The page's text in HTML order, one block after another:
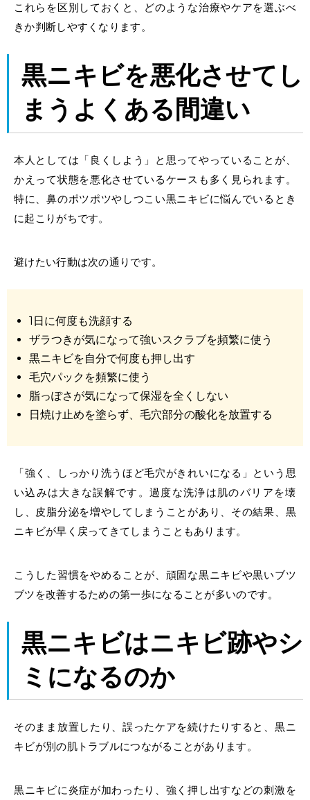
これらを区別しておくと、どのような治療やケアを選ぶべ
きか判断しやすくなります。
黒ニキビを悪化させてし
まうよくある間違い
本人としては「良くしよう」と思ってやっていることが、
かえって状態を悪化させているケースも多く見られます。
特に、鼻のポツポツやしつこい黒ニキビに悩んでいるとき
に起こりがちです。
避けたい行動は次の通りです。
1日に何度も洗顔する
ザラつきが気になって強いスクラブを頻繁に使う
黒ニキビを自分で何度も押し出す
毛穴パックを頻繁に使う
脂っぽさが気になって保湿を全くしない
日焼け止めを塗らず、毛穴部分の酸化を放置する
「強く、しっかり洗うほど毛穴がきれいになる」という思
い込みは大きな誤解です。過度な洗浄は肌のバリアを壊
し、皮脂分泌を増やしてしまうことがあり、その結果、黒
ニキビが早く戻ってきてしまうこともあります。
こうした習慣をやめることが、頑固な黒ニキビや黒いブツ
ブツを改善するための第一歩になることが多いのです。
黒ニキビはニキビ跡やシ
ミになるのか
そのまま放置したり、誤ったケアを続けたりすると、黒ニ
キビが別の肌トラブルにつながることがあります。
黒ニキビに炎症が加わったり、強く押し出すなどの刺激を